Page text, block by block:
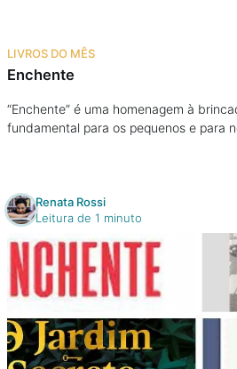
LIVROS DO MÊS
Enchente
“Enchente” é uma homenagem à
fundamental para os pequenos e para
Renata Rossi
Leitura de 1 minuto